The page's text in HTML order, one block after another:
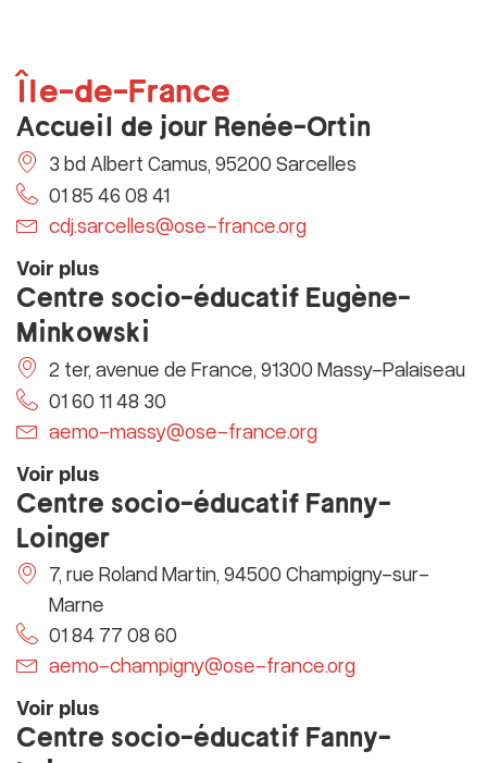
Île-de-France
Accueil de jour Renée-Ortin
3 bd Albert Camus, 95200 Sarcelles
01 85 46 08 41
cdj.sarcelles@ose-france.org
Voir plus
Centre socio-éducatif Eugène-
Minkowski
2 ter, avenue de France, 91300 Massy-Palaiseau
01 60 11 48 30
aemo-massy@ose-france.org
Voir plus
Centre socio-éducatif Fanny-
Loinger
7, rue Roland Martin, 94500 Champigny-sur-
Marne
01 84 77 08 60
aemo-champigny@ose-france.org
Voir plus
Centre socio-éducatif Fanny-